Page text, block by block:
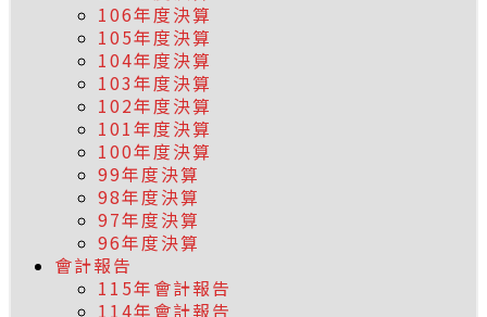
106年度決算
105年度決算
104年度決算
103年度決算
102年度決算
101年度決算
100年度決算
99年度決算
98年度決算
97年度決算
96年度決算
會計報告
115年會計報告
114年會計報告